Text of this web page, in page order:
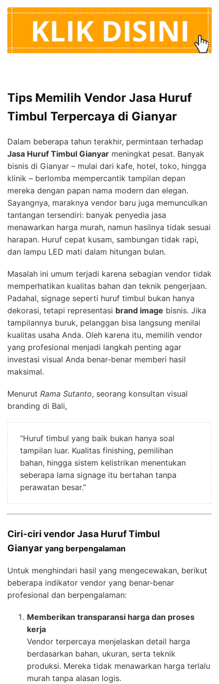
Tips Memilih Vendor Jasa Huruf
Timbul Terpercaya di Gianyar
Dalam beberapa tahun terakhir, permintaan terhadap
Jasa Huruf Timbul Gianyar meningkat pesat. Banyak
bisnis di Gianyar – mulai dari kafe, hotel, toko, hingga
klinik – berlomba mempercantik tampilan depan
mereka dengan papan nama modern dan elegan.
Sayangnya, maraknya vendor baru juga memunculkan
tantangan tersendiri: banyak penyedia jasa
menawarkan harga murah, namun hasilnya tidak sesuai
harapan. Huruf cepat kusam, sambungan tidak rapi,
dan lampu LED mati dalam hitungan bulan.
Masalah ini umum terjadi karena sebagian vendor tidak
memperhatikan kualitas bahan dan teknik pengerjaan.
Padahal, signage seperti huruf timbul bukan hanya
dekorasi, tetapi representasi brand image bisnis. Jika
tampilannya buruk, pelanggan bisa langsung menilai
kualitas usaha Anda. Oleh karena itu, memilih vendor
yang profesional menjadi langkah penting agar
investasi visual Anda benar-benar memberi hasil
maksimal.
Menurut Rama Sutanto, seorang konsultan visual
branding di Bali,
“Huruf timbul yang baik bukan hanya soal
tampilan luar. Kualitas finishing, pemilihan
bahan, hingga sistem kelistrikan menentukan
seberapa lama signage itu bertahan tanpa
perawatan besar.”
Ciri-ciri vendor Jasa Huruf Timbul
Gianyar yang berpengalaman
Untuk menghindari hasil yang mengecewakan, berikut
beberapa indikator vendor yang benar-benar
profesional dan berpengalaman:
Memberikan transparansi harga dan proses
kerja
Vendor terpercaya menjelaskan detail harga
berdasarkan bahan, ukuran, serta teknik
produksi. Mereka tidak menawarkan harga terlalu
murah tanpa alasan logis.